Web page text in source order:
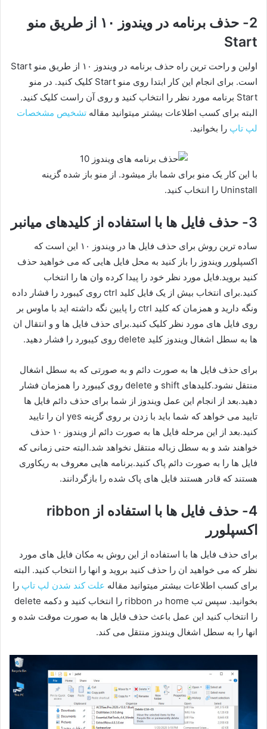
2- حذف برنامه در ویندوز ۱۰ از طریق منو
Start
اولین و راحت ترین راه حذف برنامه در ویندوز ۱۰ از طریق منو Start
است. برای انجام این کار ابتدا روی منو Start کلیک کنید. در منو
Start برنامه مورد نظر را انتخاب کنید و روی آن راست کلیک کنید.
البته برای کسب اطلاعات بیشتر میتوانید مقاله تشخیص مشخصات
لپ تاپ را بخوانید.
با این کار یک منو برای شما باز میشود. از منو باز شده گزینه
Uninstall را انتخاب کنید.
3- حذف فایل ها با استفاده از کلیدهای میانبر
ساده ترین روش برای حذف فایل ها در ویندوز ۱۰ این است که
اکسپلورر ویندوز را باز کنید به محل فایل هایی که می خواهید حذف
کنید بروید.فایل مورد نظر خود را پیدا کرده وان ها را انتخاب
کنید.برای انتخاب بیش از یک فایل کلید ctrl روی کیبورد را فشار داده
ونگه دارید و همزمان که کلید ctrl را پایین نگه داشته اید با ماوس بر
روی فایل های مورد نظر کلیک کنید.برای حذف فایل ها و و انتقال ان
ها به سطل اشغال ویندوز کلید delete روی کیبورد را فشار دهید.
برای حذف فایل ها به صورت دائم و به صورتی که به سطل اشغال
منتقل نشود.کلیدهای shift و delete روی کیبورد را همزمان فشار
دهید.بعد از انجام این عمل ویندوز از شما برای حذف دائم فایل ها
تایید می خواهد که شما باید با زدن بر روی گزینه yes ان را تایید
کنید.بعد از این مرحله فایل ها به صورت دائم از ویندوز ۱۰ حذف
خواهند شد و به سطل زباله منتقل نخواهد شد.البته حتی زمانی که
فایل ها را به صورت دائم پاک کنید.برنامه هایی معروف به ریکاوری
هستند که قادر هستند فایل های پاک شده را بازگردانند.
4- حذف فایل ها با استفاده از ribbon
اکسپلورر
برای حذف فایل ها با استفاده از این روش به مکان فایل های مورد
نظر که می خواهید ان را حذف کنید بروید و انها را انتخاب کنید. البته
برای کسب اطلاعات بیشتر میتوانید مقاله علت کند شدن لپ تاپ را
بخوانید. سپس تب home در ribbon را انتخاب کنید و دکمه delete
را انتخاب کنید این عمل باعث حذف فایل ها به صورت موقت شده و
انها را به سطل اشغال ویندوز منتقل می کند.